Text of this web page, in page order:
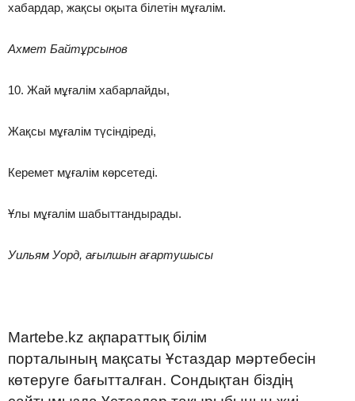
хабардар, жақсы оқыта білетін мұғалім.
Ахмет Байтұрсынов
10. Жай мұғалім хабарлайды,
Жақсы мұғалім түсіндіреді,
Керемет мұғалім көрсетеді.
Ұлы мұғалім шабыттандырады.
Уильям Уорд, ағылшын ағартушысы
Martebe.kz ақпараттық білім
порталының мақсаты Ұстаздар мәртебесін
көтеруге бағытталған. Сондықтан біздің